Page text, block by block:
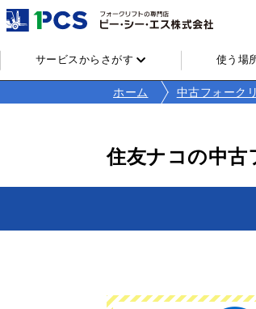
サービスからさがす 使う場
ホーム 中古フォーク
住友ナコの中古